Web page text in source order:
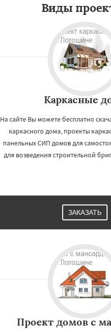
Виды
Каркасные
На сайте Вы можете бесплатно
каркасного дома, проекты
панельных СИП домов для
для возведения строительной
ЗАКАЗАТЬ
Проект домов с